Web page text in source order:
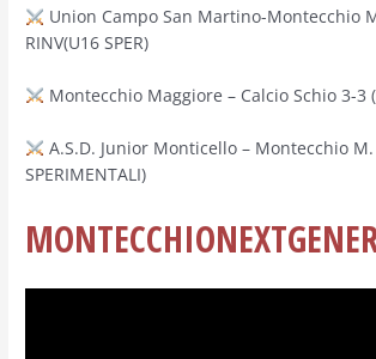
Union Campo San Martino-Montecchio
RINV(U16 SPER)
Montecchio Maggiore – Calcio Schio 3-3
A.S.D. Junior Monticello – Montecchio M.
SPERIMENTALI)